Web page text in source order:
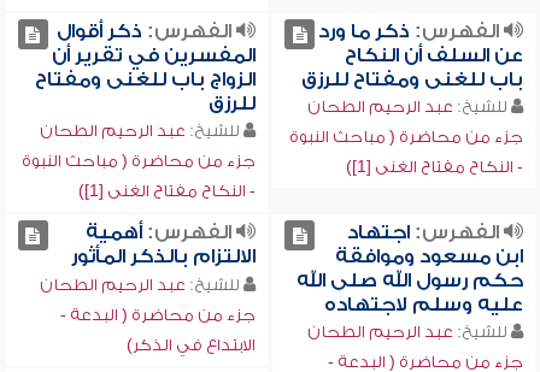
الفهرس: ذكر ما ورد
عن السلف أن النكاح
باب للغنى ومفتاح للرزق
للشيخ: عبد الرحيم الطحان
جزء من محاضرة ( مباحث النبوة
- النكاح مفتاح الغنى [1])
الفهرس: ذكر أقوال
المفسرين في تقرير أن
الزواج باب للغنى ومفتاح
للرزق
للشيخ: عبد الرحيم الطحان
جزء من محاضرة ( مباحث النبوة
- النكاح مفتاح الغنى [1])
الفهرس:اجتهاد
ابن مسعود وموافقة
حكم رسول الله صلى الله
عليه وسلم لاجتهاده
للشيخ: عبد الرحيم الطحان
جزء من محاضرة ( البدعة -
الفهرس:أهمية
الالتزام بالذكر المأثور
للشيخ: عبد الرحيم الطحان
جزء من محاضرة ( البدعة -
الابتداع في الذكر)